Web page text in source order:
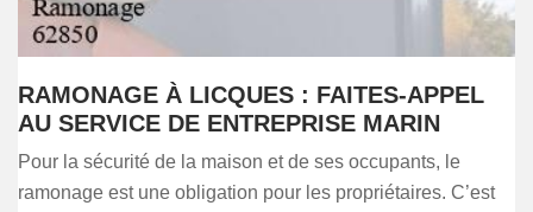
RAMONAGE À LICQUES : FAITES-APPEL
AU SERVICE DE ENTREPRISE MARIN
Pour la sécurité de la maison et de ses occupants, le
ramonage est une obligation pour les propriétaires. C’est